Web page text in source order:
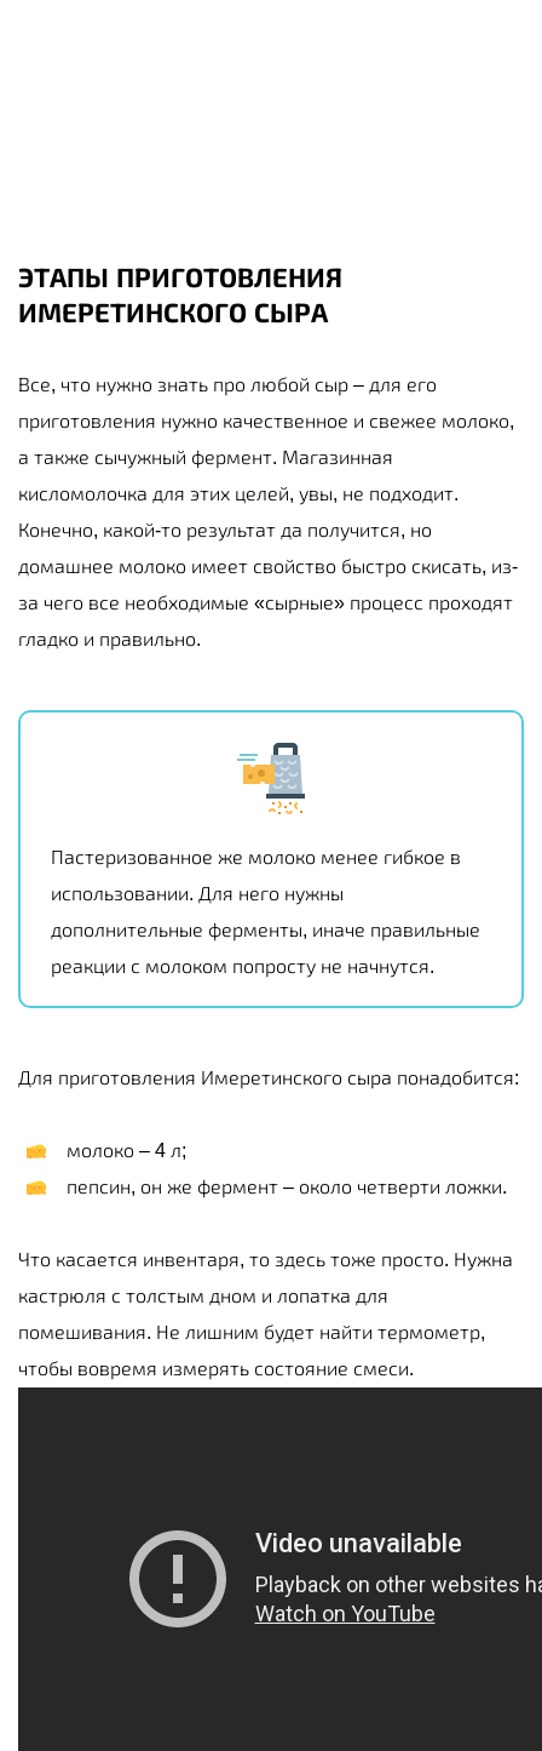
ЭТАПЫ ПРИГОТОВЛЕНИЯ
ИМЕРЕТИНСКОГО СЫРА
Все, что нужно знать про любой сыр – для его
приготовления нужно качественное и свежее молоко,
а также сычужный фермент. Магазинная
кисломолочка для этих целей, увы, не подходит.
Конечно, какой-то результат да получится, но
домашнее молоко имеет свойство быстро скисать, из-
за чего все необходимые «сырные» процесс проходят
гладко и правильно.
Пастеризованное же молоко менее гибкое в
использовании. Для него нужны
дополнительные ферменты, иначе правильные
реакции с молоком попросту не начнутся.
Для приготовления Имеретинского сыра понадобится:
молоко – 4 л;
пепсин, он же фермент – около четверти ложки.
Что касается инвентаря, то здесь тоже просто. Нужна
кастрюля с толстым дном и лопатка для
помешивания. Не лишним будет найти термометр,
чтобы вовремя измерять состояние смеси.